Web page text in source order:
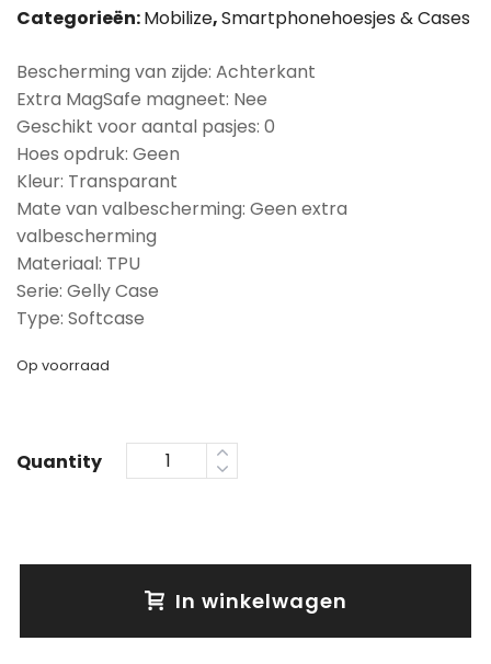
Categorieën:Mobilize,Smartphonehoesjes & Cases
Bescherming van zijde: Achterkant
Extra MagSafe magneet: Nee
Geschikt voor aantal pasjes: 0
Hoes opdruk: Geen
Kleur: Transparant
Mate van valbescherming: Geen extra
valbescherming
Materiaal: TPU
Serie: Gelly Case
Type: Softcase
Op voorraad
Quantity
In winkelwagen